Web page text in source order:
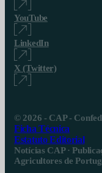
YouTube
LinkedIn
X (Twitter)
© 2026 - CAP -
Ficha Técnica
Estatuto Editorial
Notícias CAP ·
Agricultores de